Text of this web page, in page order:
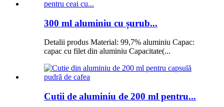
300 ml aluminiu cu șurub...
Detalii produs Material: 99,7% aluminiu Capac:
capac cu filet din aluminiu Capacitate(...
Cutii de aluminiu de 200 ml pentru...